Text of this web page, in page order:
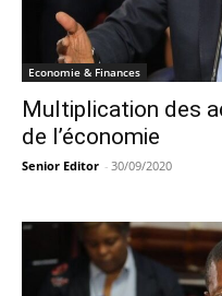
Economie & Finances
Multiplication des
de l’économie
Senior Editor - 30/09/2020